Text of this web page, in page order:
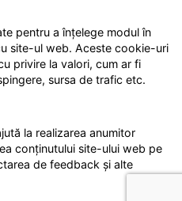
pentru a înțelege modul în
site-ul web. Aceste cookie-uri
privire la valori, cum ar fi
sursa de trafic etc.
la realizarea anumitor
conținutului site-ului web pe
de feedback și alte